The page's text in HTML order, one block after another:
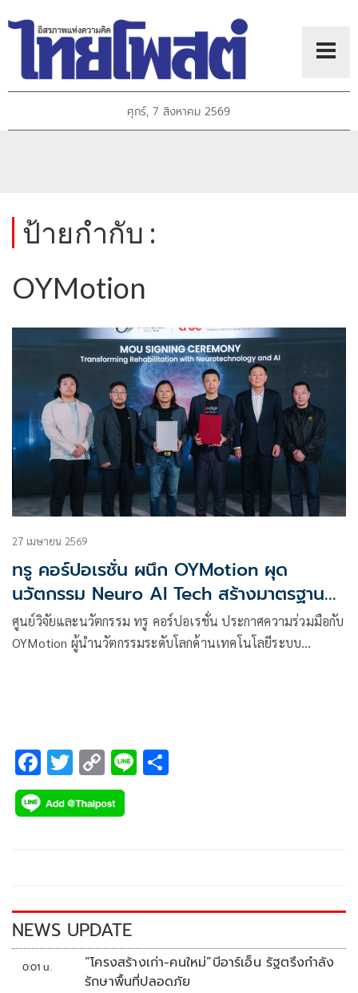
ศุกร์, 7 สิงหาคม 2569
ป้ายกำกับ :
OYMotion
27 เมษายน 2569
ทรู คอร์ปอเรชั่น ผนึก OYMotion ผุด
นวัตกรรม Neuro AI Tech สร้างมาตรฐาน
ใหม่สาธารณสุขไทย
ศูนย์วิจัยและนวัตกรรม ทรู คอร์ปอเรชั่น ประกาศความร่วมมือกับ
OYMotion ผู้นำนวัตกรรมระดับโลกด้านเทคโนโลยีระบบ
F
ac
e
k
T
wi
tt
C
o
p
k
Li
NEWS UPDATE
0:01 น.
“โครงสร้างเก่า-คนใหม่”บีอาร์เอ็น รัฐตรึงกำลัง
รักษาพื้นที่ปลอดภัย